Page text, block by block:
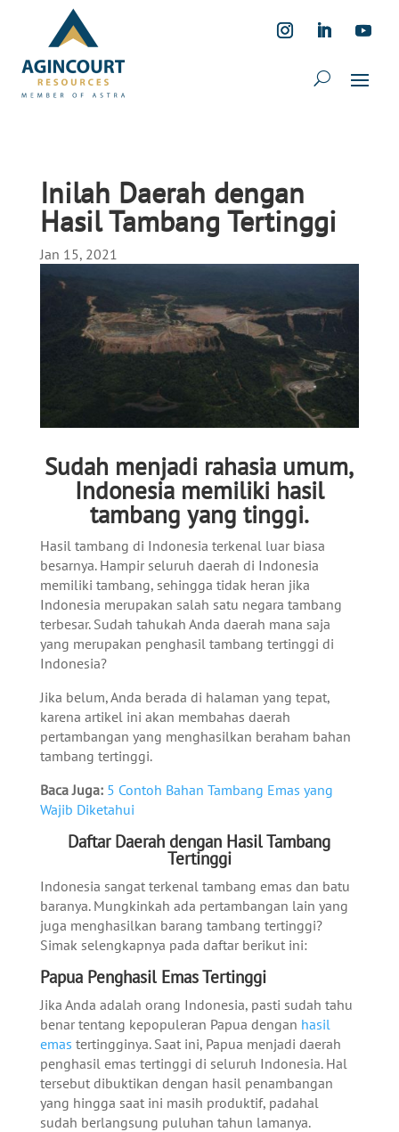
Inilah Daerah dengan
Hasil Tambang Tertinggi
Jan 15, 2021
Sudah menjadi rahasia umum,
Indonesia memiliki hasil
tambang yang tinggi.
Hasil tambang di Indonesia terkenal luar biasa
besarnya. Hampir seluruh daerah di Indonesia
memiliki tambang, sehingga tidak heran jika
Indonesia merupakan salah satu negara tambang
terbesar. Sudah tahukah Anda daerah mana saja
yang merupakan penghasil tambang tertinggi di
Indonesia?
Jika belum, Anda berada di halaman yang tepat,
karena artikel ini akan membahas daerah
pertambangan yang menghasilkan beraham bahan
tambang tertinggi.
Baca Juga: 5 Contoh Bahan Tambang Emas yang
Wajib Diketahui
Daftar Daerah dengan Hasil Tambang
Tertinggi
Indonesia sangat terkenal tambang emas dan batu
baranya. Mungkinkah ada pertambangan lain yang
juga menghasilkan barang tambang tertinggi?
Simak selengkapnya pada daftar berikut ini:
Papua Penghasil Emas Tertinggi
Jika Anda adalah orang Indonesia, pasti sudah tahu
benar tentang kepopuleran Papua dengan hasil
emas tertingginya. Saat ini, Papua menjadi daerah
penghasil emas tertinggi di seluruh Indonesia. Hal
tersebut dibuktikan dengan hasil penambangan
yang hingga saat ini masih produktif, padahal
sudah berlangsung puluhan tahun lamanya.